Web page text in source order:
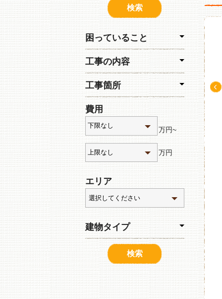
困っていること
工事の内容
工事箇所
費用
万円~
万円
エリア
建物タイプ